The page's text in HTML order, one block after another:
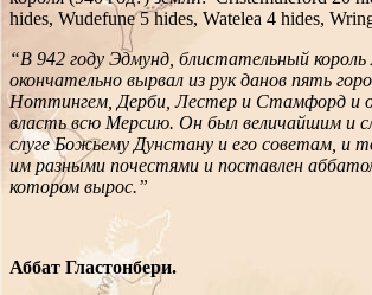
hides, Wudefune 5 hides, Watelea 4 hides,
“В 942 году Эдмунд, блистательный король
окончательно вырвал из рук данов пять
Ноттингем, Дерби, Лестер и Стамфорд и
власть всю Мерсию. Он был величайшим и
слуге Божьему Дунстану и его советам, и
им разными почестями и поставлен
котором вырос.”
Аббат Гластонбери.